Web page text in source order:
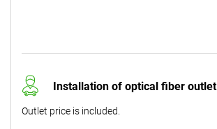
Installation of optical fiber outlet
Outlet price is included.